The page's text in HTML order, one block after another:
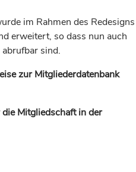
im Rahmen des Redesigns
erweitert, so dass nun auch
sind.
zur Mitgliederdatenbank
Mitgliedschaft in der